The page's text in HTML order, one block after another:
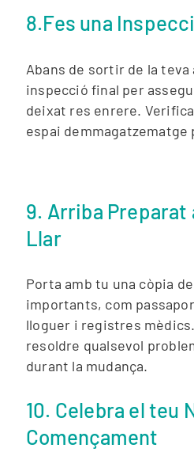
8.Fes una
Abans de sortir de la teva
inspecció final per
deixat res enrere.
espai
9. Arriba Preparat
Llar
Porta amb tu una còpia
importants, com
lloguer i registres
resoldre qualsevol
durant la mudança.
10. Celebra el teu
Començament